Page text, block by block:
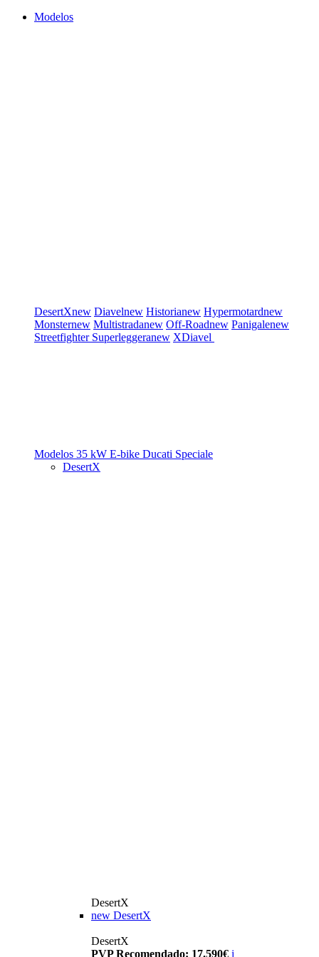
Modelos
DesertXnew Diavelnew Historianew Hypermotardnew
Monsternew Multistradanew Off-Roadnew Panigalenew
Streetfighter Superleggeranew XDiavel
Modelos 35 kW E-bike Ducati Speciale
DesertX
DesertX
new DesertX
DesertX
PVP Recomendado: 17.590€ i